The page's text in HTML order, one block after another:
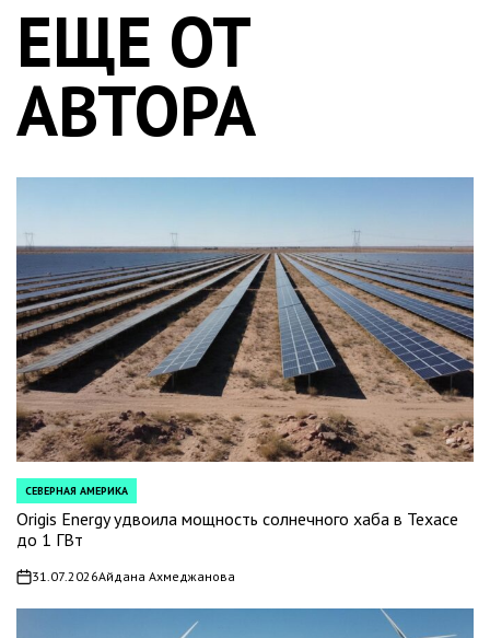
ЕЩЕ ОТ
АВТОРА
POSTED
IN
СЕВЕРНАЯ АМЕРИКА
Origis Energy удвоила мощность солнечного хаба в Техасе
до 1 ГВт
on31.07.2026Айдана Ахмеджанова